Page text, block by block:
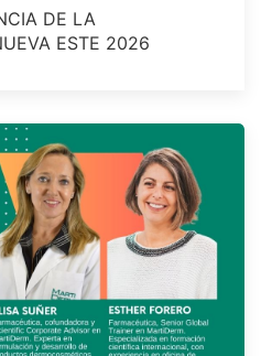
DE LA
ESTE 2026